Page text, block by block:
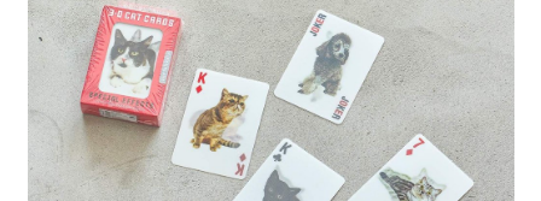
1.本服務係由「台灣大哥大股份有限公司」（以下簡稱本公司）所提供，讓
用戶於交易時，得透過本服務購買商品或服務，並由商店將買賣／分期付款
買賣價金債權讓與本公司後，依約使用本公司帳單繳交帳款。
2.基於同意付款使用「大哥付你分期」之契約關係目的，商店將以您的個人
資料（包含姓名、電話或地址）提供予台灣大哥大進項蒐集、處理及利用，
由本公司與您本人進行分期帳單所需資料之確認、核對及更正。
3.完整用戶服務條款，請詳閱以下連結：https://oppay.tw/userRule
※ 請注意：結帳手續完成當下不需立刻繳費，但若您需要取消訂單，請聯絡
購買商品的店家。未經商家同意取消之訂單仍視為有效，需透過AFTEE先享
後付繳納相關費用。
※ 交易是否成功請以「AFTEE先享後付 」之結帳頁面顯示為準，若有關於
是否繳費成功／繳費後需取消欲退款等相關疑問，請聯繫「AFTEE先享後付
客戶支援中心」https://netprotections.freshdesk.com/support/home
【注意事項】
１．透過由恩沛科技股份有限公司提供之「AFTEE先享後付」服務完成之交
付款後 7-11取貨
每筆NT$80，滿NT$1,500(含以上)免運費
宅配
每筆NT$80，滿NT$1,500(含以上)免運費